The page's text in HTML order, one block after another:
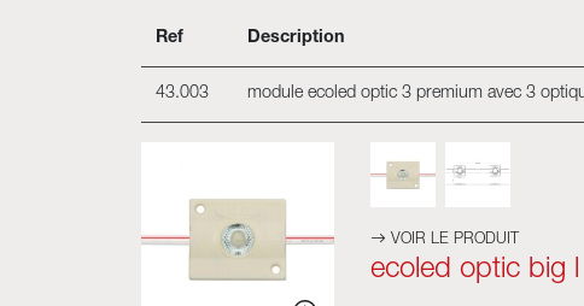
Ref Description
43.003 module ecoled optic 3 premium avec 3
VOIR LE PRODUIT
ecoled optic big l